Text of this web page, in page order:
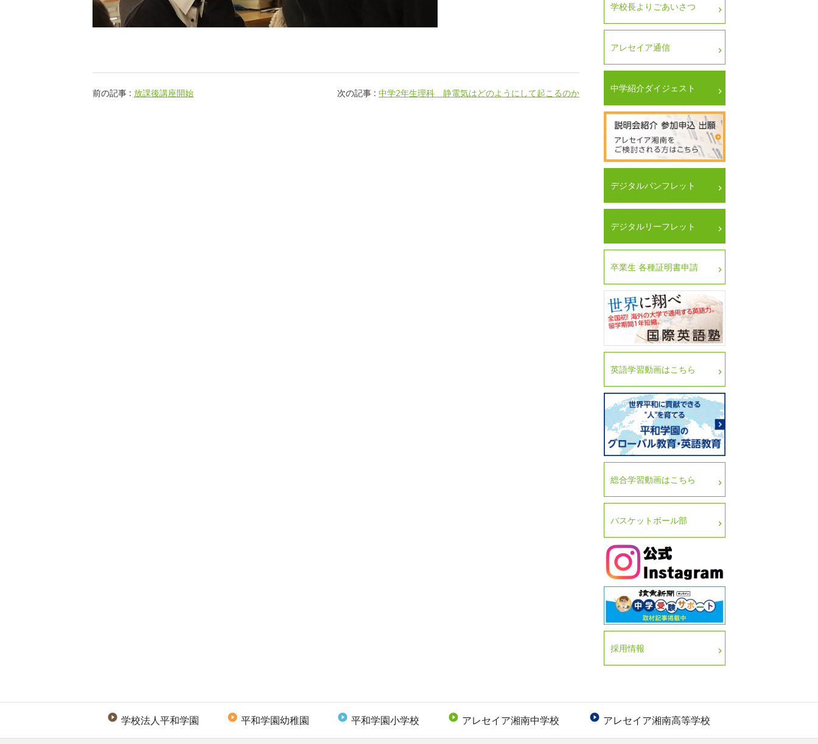
前の記事 : 放課後講座開始 次の記事 : 中学2年生理科 静電気はどのようにして起こるのか
学校長よりごあいさつ
アレセイア通信
中学紹介ダイジェスト
デジタルパンフレット
デジタルリーフレット
卒業生 各種証明書申請
英語学習動画はこちら
総合学習動画はこちら
バスケットボール部
採用情報
 学校法人平和学園  平和学園幼稚園  平和学園小学校  アレセイア湘南中学校  アレセイア湘南高等学校